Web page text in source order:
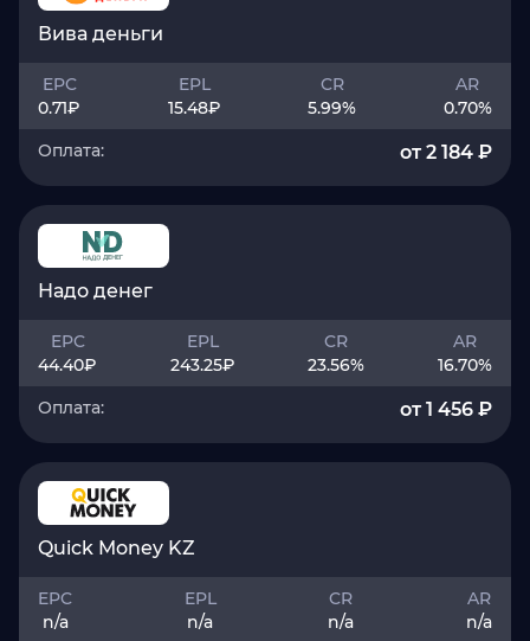
Вива деньги
EPC
0.71₽
EPL
15.48₽
CR
5.99%
AR
0.70%
Оплата:
от 2 184 ₽
Надо денег
EPC
44.40₽
EPL
243.25₽
CR
23.56%
AR
16.70%
Оплата:
от 1 456 ₽
Quick Money KZ
EPC
n/a
EPL
n/a
CR
n/a
AR
n/a